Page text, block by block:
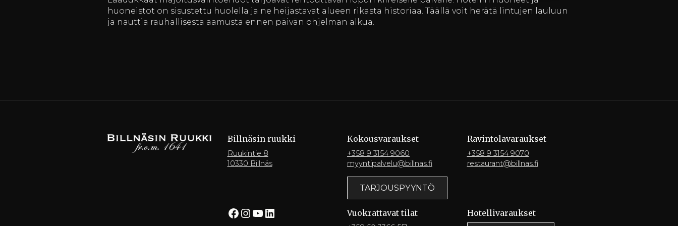
huoneistot on sisustettu huolella ja ne heijastavat alueen rikasta historiaa. Täällä voit herätä lintujen lauluun
ja nauttia rauhallisesta aamusta ennen päivän ohjelman alkua.
Billnäsin ruukki
Ruukintie 8
10330 Billnäs
Kokousvaraukset
+358 9 3154 9060
myyntipalvelu@billnas.fi
TARJOUSPYYNTÖ
Ravintola­varaukset
+358 9 3154 9070
restaurant@billnas.fi
Facebook InstagramYouTube LinkedIn Vuokrattavat tilat Hotelli­varaukset